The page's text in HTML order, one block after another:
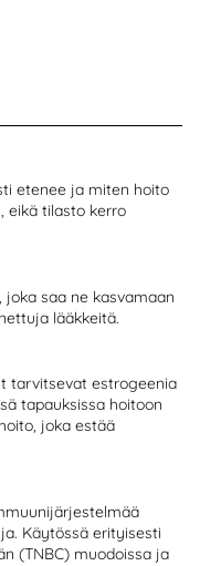
etenee ja miten hoito
eikä tilasto kerro
joka saa ne kasvamaan
lääkkeitä.
tarvitsevat estrogeenia
tapauksissa hoitoon
joka estää
Käytössä erityisesti
(TNBC) muodoissa ja